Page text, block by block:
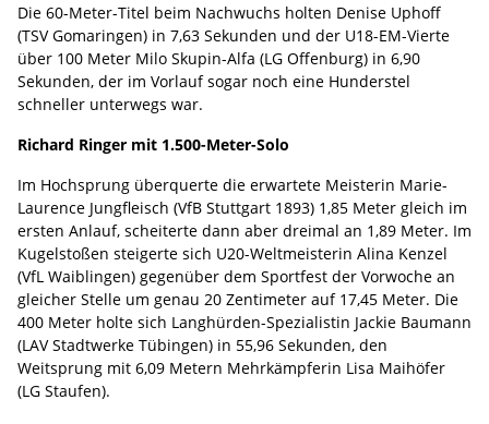
Die 60-Meter-Titel beim Nachwuchs holten Denise Uphoff
(TSV Gomaringen) in 7,63 Sekunden und der U18-EM-Vierte
über 100 Meter Milo Skupin-Alfa (LG Offenburg) in 6,90
Sekunden, der im Vorlauf sogar noch eine Hunderstel
schneller unterwegs war.
Richard Ringer mit 1.500-Meter-Solo
Im Hochsprung überquerte die erwartete Meisterin Marie-
Laurence Jungfleisch (VfB Stuttgart 1893) 1,85 Meter gleich im
ersten Anlauf, scheiterte dann aber dreimal an 1,89 Meter. Im
Kugelstoßen steigerte sich U20-Weltmeisterin Alina Kenzel
(VfL Waiblingen) gegenüber dem Sportfest der Vorwoche an
gleicher Stelle um genau 20 Zentimeter auf 17,45 Meter. Die
400 Meter holte sich Langhürden-Spezialistin Jackie Baumann
(LAV Stadtwerke Tübingen) in 55,96 Sekunden, den
Weitsprung mit 6,09 Metern Mehrkämpferin Lisa Maihöfer
(LG Staufen).